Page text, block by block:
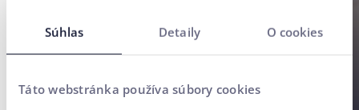
Súhlas Detaily O cookies
Táto webstránka používa súbory cookies